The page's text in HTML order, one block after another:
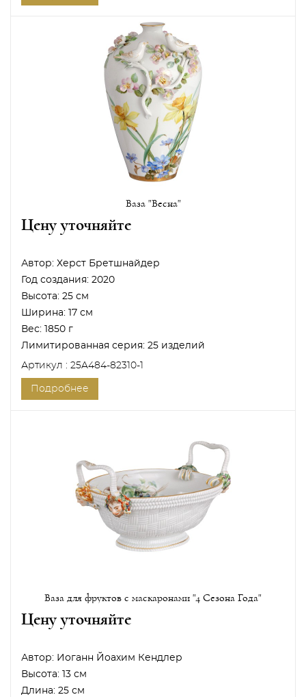
Ваза "Весна"
Цену уточняйте
Автор: Херст Бретшнайдер
Год создания: 2020
Высота: 25 см
Ширина:
17 см
Вес:
1850 г
Лимитированная серия: 25 изделий
Артикул : 25A484-82310-1
Подробнее
Ваза для фруктов с маскаронами "4 Сезона Года"
Цену уточняйте
Автор: Иоганн Йоахим Кендлер
Высота:
13 см
Длина: 25 см